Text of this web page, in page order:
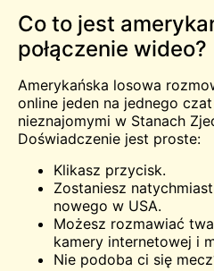
Co to jest
połączenie wideo?
Amerykańska losowa
online jeden na jednego czat
nieznajomymi w Stanach
Doświadczenie jest proste:
Klikasz przycisk.
Zostaniesz
nowego w USA.
Możesz rozmawiać
kamery internetowej i
Nie podoba ci się